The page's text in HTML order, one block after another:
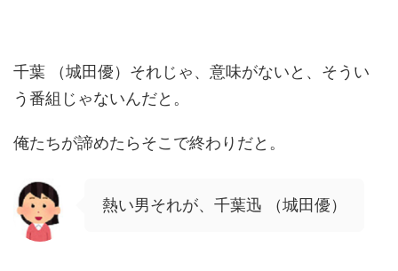
千葉 （城田優）それじゃ、意味がないと、そうい
う番組じゃないんだと。
俺たちが諦めたらそこで終わりだと。
熱い男それが、千葉迅 （城田優）